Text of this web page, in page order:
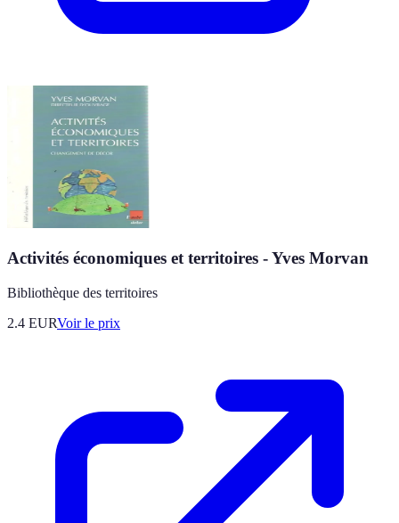
Activités économiques et territoires - Yves Morvan
Bibliothèque des territoires
2.4 EURVoir le prix